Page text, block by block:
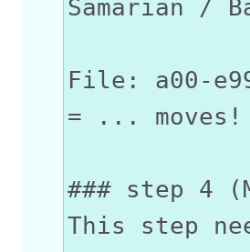
Samarian /
File: a00-
= ... moves!
### step 4
This step